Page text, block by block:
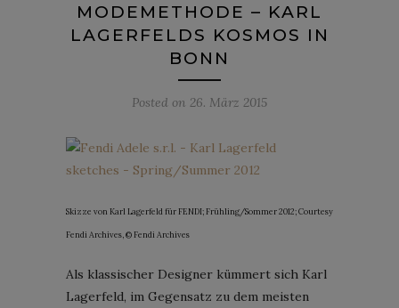
MODEMETHODE – KARL
LAGERFELDS KOSMOS IN
BONN
Posted on 26. März 2015
Skizze von Karl Lagerfeld für FENDI; Frühling/Sommer 2012; Courtesy
Fendi Archives, © Fendi Archives
Als klassischer Designer kümmert sich Karl
Lagerfeld, im Gegensatz zu dem meisten